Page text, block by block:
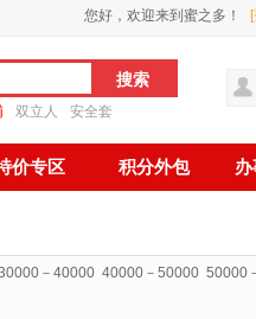
您好，欢迎来到蜜之多！
双立人 安全套
价专区 积分外包
－40000 40000－50000 50000